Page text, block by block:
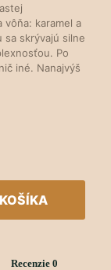
vôňa: karamel a
sa skrývajú silne
Po
iné. Nanajvýš
Recenzie 0